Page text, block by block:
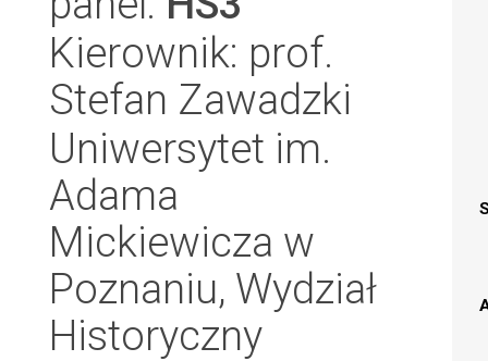
Kierownik: prof.
Stefan Zawadzki
Uniwersytet im.
Adama
Mickiewicza w
Poznaniu, Wydział
Historyczny